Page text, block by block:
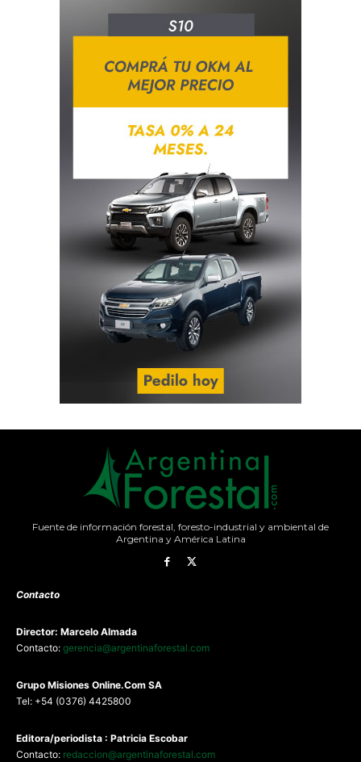
Fuente de información forestal, foresto-industrial y ambiental de
Argentina y América Latina
Contacto
Director: Marcelo Almada
Contacto: gerencia@argentinaforestal.com
Grupo Misiones Online.Com SA
Tel: +54 (0376) 4425800
Editora/periodista : Patricia Escobar
Contacto: redaccion@argentinaforestal.com